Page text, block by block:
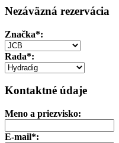
Nezáväzná rezervácia
Značka*:
Rada*:
Kontaktné údaje
Meno a priezvisko:
E-mail*: